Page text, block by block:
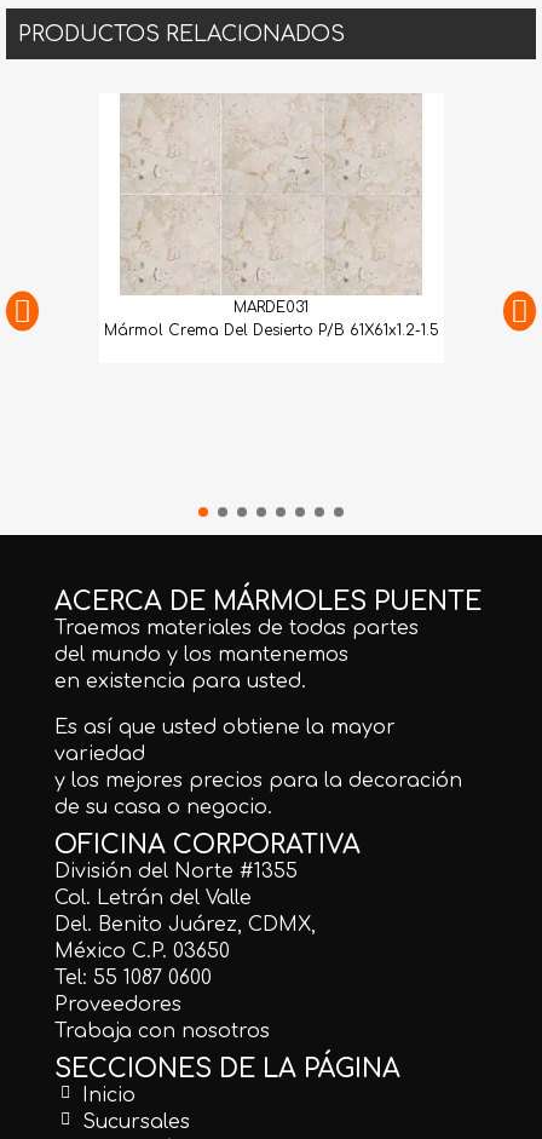
PRODUCTOS RELACIONADOS
MARDE031
Mármol Crema Del Desierto P/B 61X61x1.2-1.5
ACERCA DE MÁRMOLES PUENTE
Traemos materiales de todas partes
del mundo y los mantenemos
en existencia para usted.
Es así que usted obtiene la mayor
variedad
y los mejores precios para la decoración
de su casa o negocio.
OFICINA CORPORATIVA
División del Norte #1355
Col. Letrán del Valle
Del. Benito Juárez, CDMX,
México C.P. 03650
Tel: 55 1087 0600
Proveedores
Trabaja con nosotros
SECCIONES DE LA PÁGINA
Inicio
Sucursales